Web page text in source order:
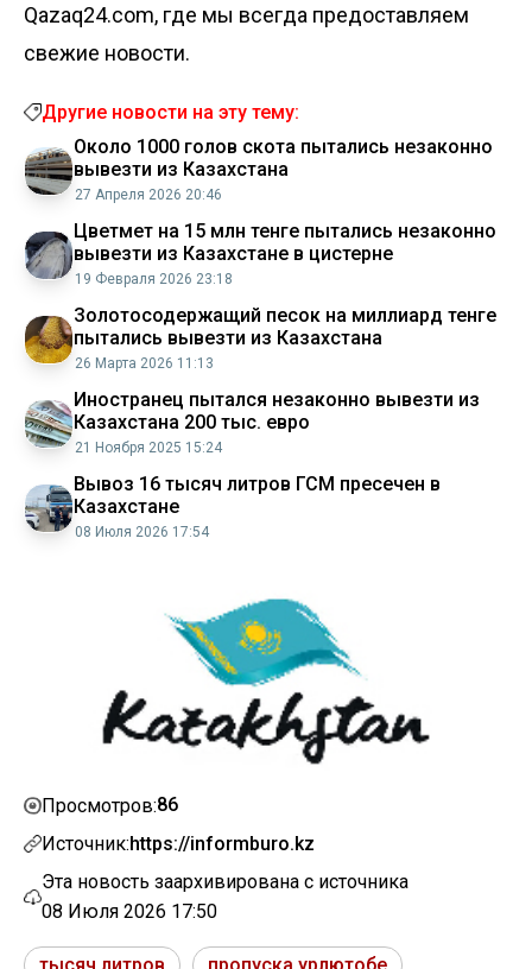
Qazaq24.com, где мы всегда предоставляем
свежие новости.
Другие новости на эту тему:
Около 1000 голов скота пытались незаконно
вывезти из Казахстана
27 Апреля 2026 20:46
Цветмет на 15 млн тенге пытались незаконно
вывезти из Казахстане в цистерне
19 Февраля 2026 23:18
Золотосодержащий песок на миллиард тенге
пытались вывезти из Казахстана
26 Марта 2026 11:13
Иностранец пытался незаконно вывезти из
Казахстана 200 тыс. евро
21 Ноября 2025 15:24
Вывоз 16 тысяч литров ГСМ пресечен в
Казахстане
08 Июля 2026 17:54
Просмотров:86
Источник:https://informburo.kz
Эта новость заархивирована с источника
08 Июля 2026 17:50